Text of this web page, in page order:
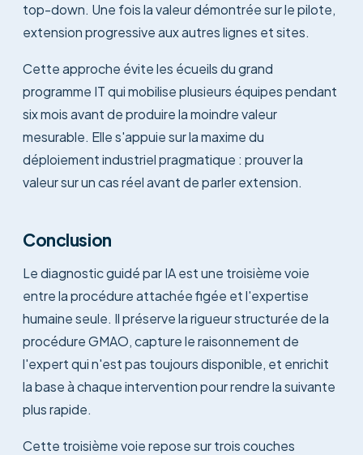
top-down. Une fois la valeur démontrée sur le pilote,
extension progressive aux autres lignes et sites.
Cette approche évite les écueils du grand
programme IT qui mobilise plusieurs équipes pendant
six mois avant de produire la moindre valeur
mesurable. Elle s'appuie sur la maxime du
déploiement industriel pragmatique : prouver la
valeur sur un cas réel avant de parler extension.
Conclusion
Le diagnostic guidé par IA est une troisième voie
entre la procédure attachée figée et l'expertise
humaine seule. Il préserve la rigueur structurée de la
procédure GMAO, capture le raisonnement de
l'expert qui n'est pas toujours disponible, et enrichit
la base à chaque intervention pour rendre la suivante
plus rapide.
Cette troisième voie repose sur trois couches